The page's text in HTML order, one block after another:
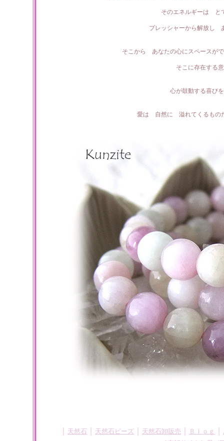
そのエネルギーは と
プレッシャーから解放し
そこから あなたの心にスペース
そこに存在する
心が鼓動する喜び
愛は 自然に 溢れてくるもの
天然石 天然石ビーズ 天然石卸販売 Ｂｌｏｇ